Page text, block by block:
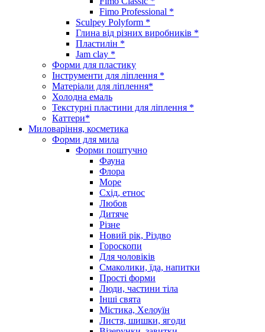
Fimo Professional *
Sculpey Polyform *
Глина від різних виробників *
Пластилін *
Jam clay *
Форми для пластику
Інструменти для ліплення *
Матеріали для ліплення*
Холодна емаль
Текстурні пластини для ліплення *
Каттери*
Миловаріння, косметика
Форми для мила
Форми поштучно
Фауна
Флора
Море
Схід, етнос
Любов
Дитяче
Різне
Новий рік, Різдво
Гороскопи
Для чоловіків
Смаколики, їда, напитки
Прості форми
Люди, частини тіла
Інші свята
Містика, Хелоуїн
Листя, шишки, ягоди